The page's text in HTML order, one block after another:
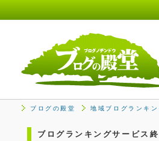
ブログの殿堂 地域ブログランキン
ブログランキングサービス